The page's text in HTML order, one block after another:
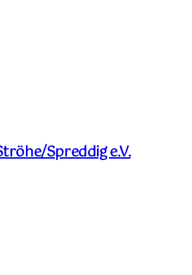
Spreddig e.V.